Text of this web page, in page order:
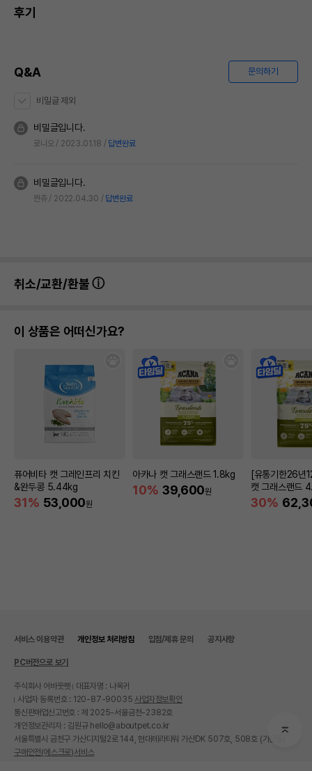
후기
Q&A 문의하기
비밀글 제외
비밀글입니다.
로니오 2023.01.18 답변완료
비밀글입니다.
짠쥬 2022.04.30 답변완료
취소/교환/환불
이 상품은 어떠신가요?
퓨어비타 캣 그레인프리 치킨
&완두콩 5.44kg
31% 53,000원
아카나 캣 그래스랜드 1.8kg
10% 39,600원
[유통기한26년
캣 그래스랜드
30%
서비스 이용약관 개인정보 처리방침 입점/제휴 문의 공지사항
PC버전으로 보기
주식회사 어바웃펫
대표자명 : 나옥귀
사업자 등록번호 : 120-87-90035 사업자정보확인
통신판매업신고번호 : 제 2025-서울금천-2382호
개인정보관리자 : 김원규 hello@aboutpet.co.kr
서울특별시 금천구 가산디지털2로 144, 현대테라타워 가산DK 507호, 508호 (가산동)
구매안전(에스크로)서비스